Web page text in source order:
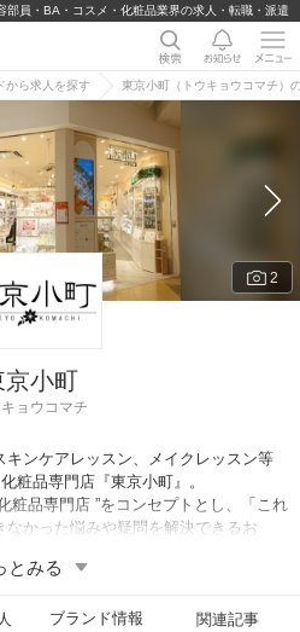
員・BA・コスメ・化粧品業界の求人・転職・派遣
から求人を探す 東京小町（トウキョウコマチ）
2
京小町
キョウコマチ
ンケアレッスン、メイクレッスン等
粧品専門店『東京小町』。
粧品専門店 ”をコンセプトとし、「これ
なかった悩みや疑問を解決できるお
った際に募集が掛かることがある。
とみる
ブランド情報 関連記事